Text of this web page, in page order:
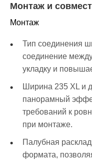
Монтаж и
Монтаж
Тип соединения
соединение
укладку и
Ширина 235 XL и
панорамный
требований к
при монтаже.
Палубная
формата,